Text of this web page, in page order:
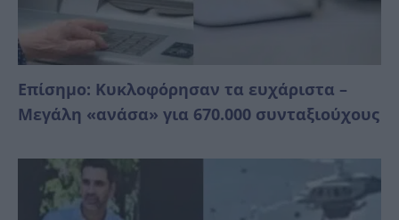
Επίσημο: Κυκλοφόρησαν τα ευχάριστα –
Μεγάλη «ανάσα» για 670.000 συνταξιούχους